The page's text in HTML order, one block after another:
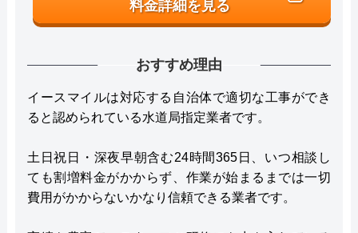
料金詳細を見る
おすすめ理由
イースマイルは対応する自治体で適切な工事ができ
ると認められている水道局指定業者です。
土日祝日・深夜早朝含む24時間365日、いつ相談し
ても割増料金がかからず、作業が始まるまでは一切
費用がかからないかなり信頼できる業者です。